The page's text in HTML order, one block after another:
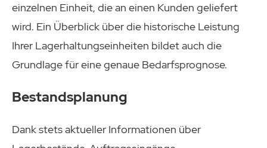
einzelnen Einheit, die an einen Kunden geliefert
wird. Ein Überblick über die historische Leistung
Ihrer Lagerhaltungseinheiten bildet auch die
Grundlage für eine genaue Bedarfsprognose.
Bestandsplanung
Dank stets aktueller Informationen über